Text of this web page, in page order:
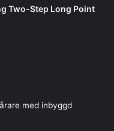
Two-Step Long Point
med inbyggd